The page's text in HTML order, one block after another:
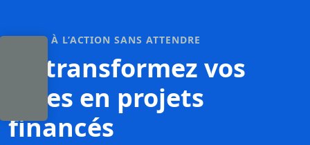
PASSER À L’ACTION SANS ATTENDRE
En transformez vos
idées en projets
financés